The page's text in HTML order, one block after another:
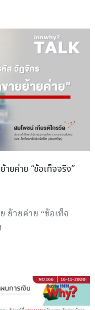
ยค่าย “ข้อเท็จจริง”
ย้ายค่าย “ข้อเท็จ